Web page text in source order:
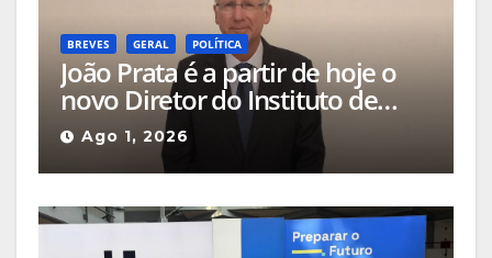
BREVES GERAL POLÍTICA
João Prata é a partir de hoje o
novo Diretor do Instituto de
Emprego e Formação
Profissional da Guarda
Ago 1, 2026